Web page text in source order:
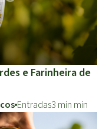
e Farinheira de
Entradas3 min min